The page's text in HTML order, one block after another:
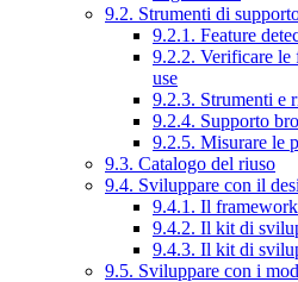
9.2. Strumenti di
9.2.1. Feature
9.2.2. Verificare le
use
9.2.3. Strumenti e
9.2.4. Supporto
9.2.5. Misurare le
9.3. Catalogo del riuso
9.4. Sviluppare con il
9.4.1. Il
9.4.2. Il kit di
9.4.3. Il kit di
9.5. Sviluppare con i